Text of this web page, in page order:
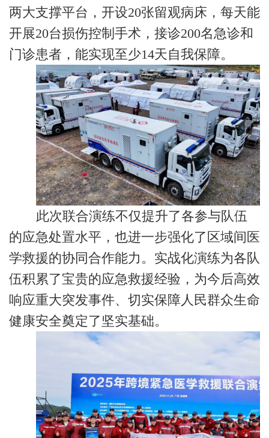
两大支撑平台，开设20张留观病床，每天能
开展20台损伤控制手术，接诊200名急诊和
门诊患者，能实现至少14天自我保障。
此次联合演练不仅提升了各参与队伍
的应急处置水平，也进一步强化了区域间医
学救援的协同合作能力。实战化演练为各队
伍积累了宝贵的应急救援经验，为今后高效
响应重大突发事件、切实保障人民群众生命
健康安全奠定了坚实基础。